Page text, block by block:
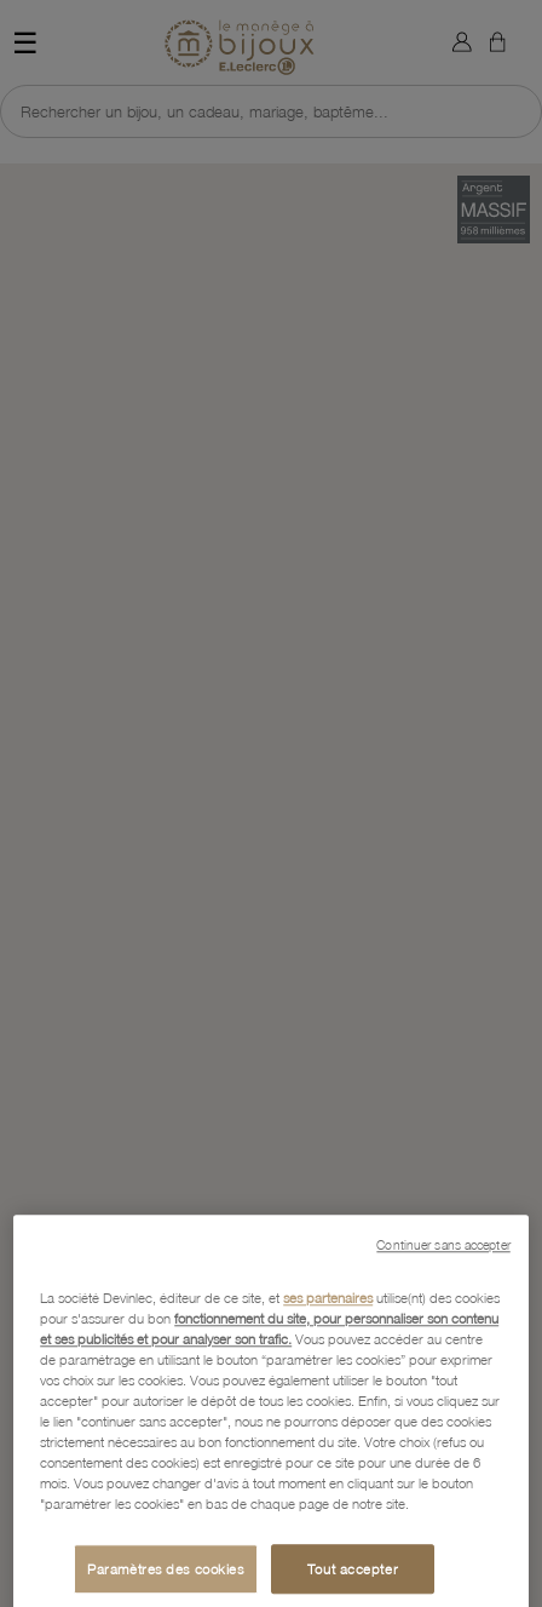
☰ Retour à l'accueil du site
Rechercher un bijou, un cadeau, mariage, baptême...
×
La société Devinlec, éditeur de ce site, etses partenairesutilise(nt) des cookies
pour s'assurer du bonfonctionnement du site, pour personnaliser son contenu
et ses publicités et pour analyser son trafic. Vous pouvez accéder au centre
de paramétrage en utilisant le bouton “paramétrer les cookies” pour exprimer
vos choix sur les cookies. Vous pouvez également utiliser le bouton "tout
accepter" pour autoriser le dépôt de tous les cookies. Enfin, si vous cliquez sur
le lien "continuer sans accepter", nous ne pourrons déposer que des cookies
strictement nécessaires au bon fonctionnement du site. Votre choix (refus ou
consentement des cookies) est enregistré pour ce site pour une durée de 6
mois. Vous pouvez changer d'avis à tout moment en cliquant sur le bouton
"paramétrer les cookies" en bas de chaque page de notre site.
Paramètres des cookies Tout accepter
Continuer sans accepter